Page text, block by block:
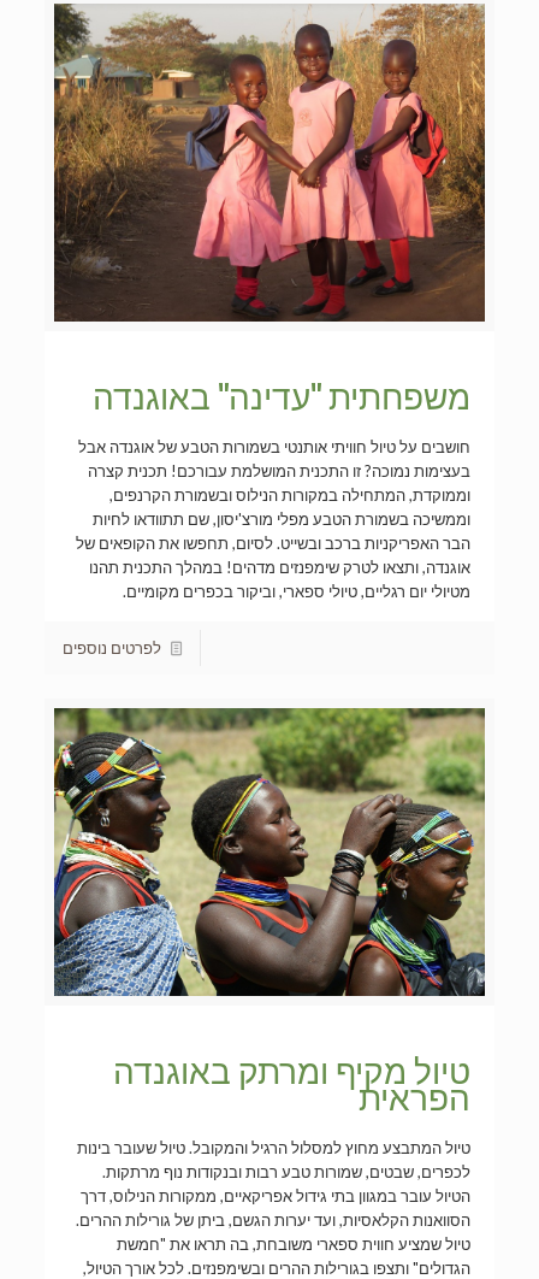
משפחתית "עדינה" באוגנדה
חושבים על טיול חוויתי אותנטי בשמורות הטבע של אוגנדה אבל
בעצימות נמוכה? זו התכנית המושלמת עבורכם! תכנית קצרה
וממוקדת, המתחילה במקורות הנילוס ובשמורת הקרנפים,
וממשיכה בשמורת הטבע מפלי מורצ'יסון, שם תתוודאו לחיות
הבר האפריקניות ברכב ובשייט. לסיום, תחפשו את הקופאים של
אוגנדה, ותצאו לטרק שימפנזים מדהים! במהלך התכנית תהנו
מטיולי יום רגליים, טיולי ספארי, וביקור בכפרים מקומיים.
לפרטים נוספים
טיול מקיף ומרתק באוגנדה
הפראית
טיול המתבצע מחוץ למסלול הרגיל והמקובל. טיול שעובר בינות
לכפרים, שבטים, שמורות טבע רבות ובנקודות נוף מרתקות.
הטיול עובר במגוון בתי גידול אפריקאיים, ממקורות הנילוס, דרך
הסוואנות הקלאסיות, ועד יערות הגשם, ביתן של גורילות ההרים.
טיול שמציע חווית ספארי משובחת, בה תראו את "חמשת
הגדולים" ותצפו בגורילות ההרים ובשימפנזים. לכל אורך הטיול,